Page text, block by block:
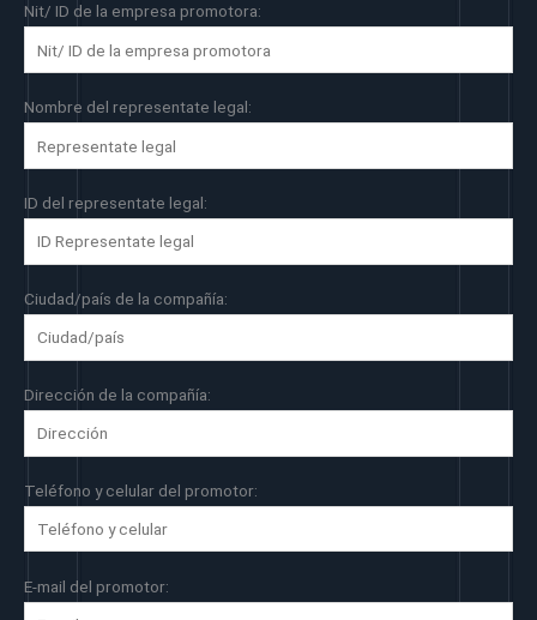
Nit/ ID de la empresa promotora:
Nombre del representate legal:
ID del representate legal:
Ciudad/país de la compañía:
Dirección de la compañía:
Teléfono y celular del promotor:
E-mail del promotor: